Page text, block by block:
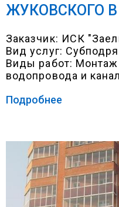
ЖУКОВСКОГО
Заказчик: ИСК
Вид услуг:
Виды работ:
водопровода и
Подробнее